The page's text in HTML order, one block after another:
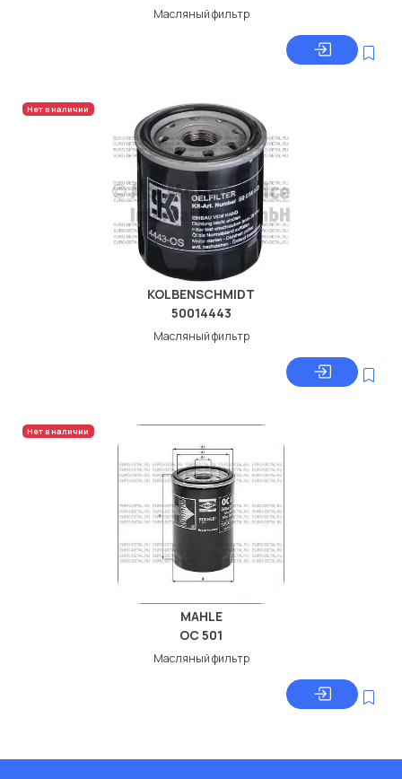
Масляный фильтр
Нет в наличии
KOLBENSCHMIDT
50014443
Масляный фильтр
Нет в наличии
MAHLE
OC 501
Масляный фильтр